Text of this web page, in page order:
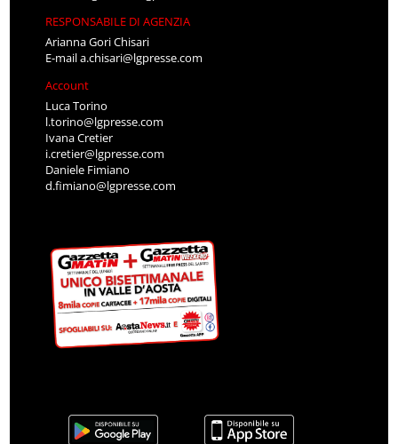
RESPONSABILE DI AGENZIA
Arianna Gori Chisari
E-maila.chisari@lgpresse.com
Account
Luca Torino
l.torino@lgpresse.com
Ivana Cretier
i.cretier@lgpresse.com
Daniele Fimiano
d.fimiano@lgpresse.com